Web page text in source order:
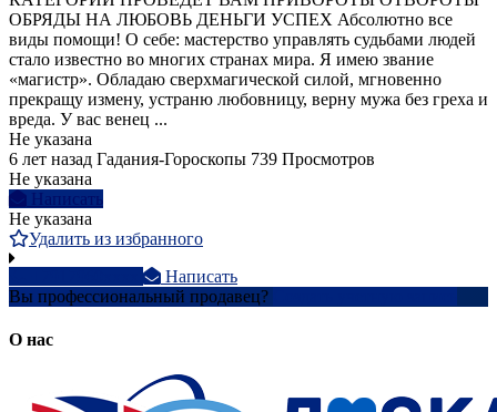
ОБРЯДЫ НА ЛЮБОВЬ ДЕНЬГИ УСПЕХ Абсолютно все
виды помощи! О себе: мастерство управлять судьбами людей
стало известно во многих странах мира. Я имею звание
«магистр». Обладаю сверхмагической силой, мгновенно
прекращу измену, устраню любовницу, верну мужа без греха и
вреда. У вас венец ...
Не указана
6 лет назад Гадания-Гороскопы 739 Просмотров
Не указана
Написать
Не указана
Удалить из избранного
Написать
Вы профессиональный продавец?
О нас